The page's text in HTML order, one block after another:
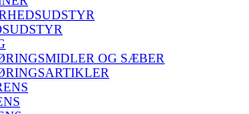
OG SÆBER